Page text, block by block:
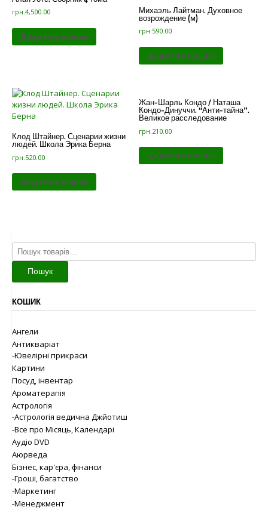
грн.4,500.00
Додати у кошик
Михаэль Лайтман. Духовное
возрождение (м)
грн.590.00
Додати у кошик
Клод Штайнер. Сценарии жизни
людей. Школа Эрика Берна
грн. 520.00
Додати у кошик
Жан-Шарль Кондо / Наташа
Кондо-Динуччи. “Анти-тайна”.
Великое расследование
грн. 210.00
Додати у кошик
Шукати:
Пошук
КОШИК
Ангели
Антикваріат
-Ювелірні прикраси
Картини
Посуд, інвентар
Ароматерапія
Астрологія
-Астрологія ведична Джйотиш
-Все про Місяць, Календарі
Аудіо DVD
Аюрведа
Бізнес, кар'єра, фінанси
-Гроші, багатство
-Маркетинг
-Менеджмент